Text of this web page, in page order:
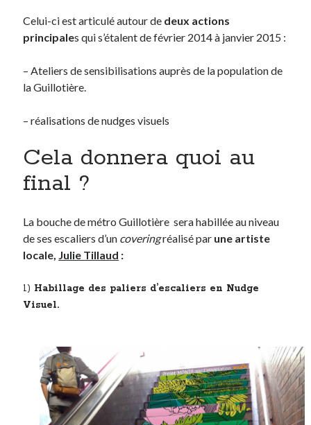
Non classé
Parole de Follower
Photos
Post inutile
Sons
Tavukoi
Vidéos
Celui-ci est articulé autour de deux actions
principales qui s’étalent de février 2014 à janvier 2015 :
– Ateliers de sensibilisations auprès de la population de
la Guillotière.
– réalisations de nudges visuels
Cela donnera quoi au
final ?
La bouche de métro Guillotière sera habillée au niveau
de ses escaliers d’un coveringréalisé par une artiste
locale, Julie Tillaud :
1) Habillage des paliers d’escaliers en Nudge
Visuel.